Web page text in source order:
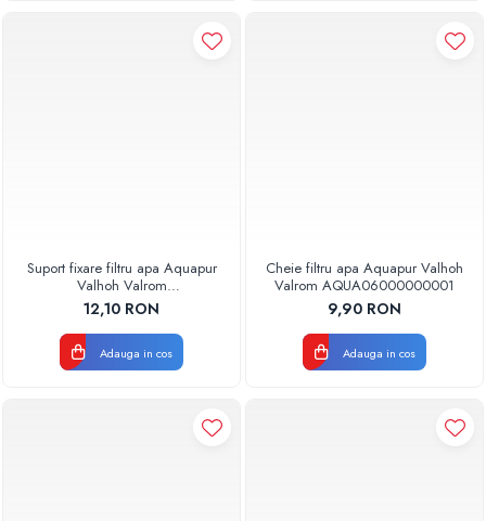
Suport fixare filtru apa Aquapur
Valhoh Valrom
AQUA06020000003
12,10 RON
Adauga in cos
Cheie filtru apa Aquapur Valhoh
Valrom AQUA06000000001
9,90 RON
Adauga in cos